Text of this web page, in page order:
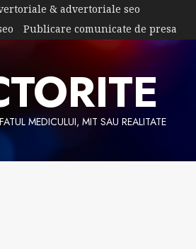
& advertoriale seo
Publicare comunicate de presa
MEDICULUI, MIT SAU REALITATE